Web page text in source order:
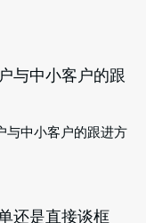
与中小客户的跟
与中小客户的跟进方
还是直接谈框